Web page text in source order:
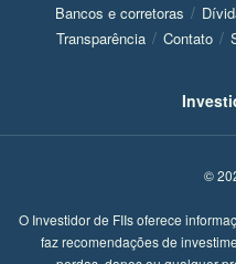
Bancos e corretoras
Transparência
Contato
©
O Investidor de FIIs oferece
faz recomendações de